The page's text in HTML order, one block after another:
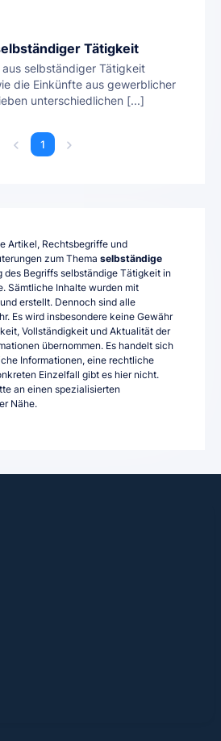
Tätigkeit
aus selbständiger Tätigkeit
die Einkünfte aus gewerblicher
unterschiedlichen [...]
1
Artikel, Rechtsbegriffe und
zum Thema selbständige
des Begriffs selbständige Tätigkeit in
Sämtliche Inhalte wurden mit
erstellt. Dennoch sind alle
Es wird insbesondere keine Gewähr
Vollständigkeit und Aktualität der
übernommen. Es handelt sich
Informationen, eine rechtliche
Einzelfall gibt es hier nicht.
an einen spezialisierten
Nähe.